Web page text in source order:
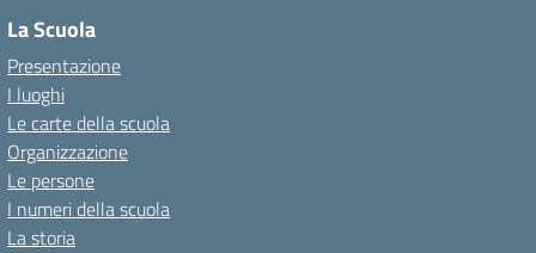
La Scuola
Presentazione
I luoghi
Le carte della scuola
Organizzazione
Le persone
I numeri della scuola
La storia